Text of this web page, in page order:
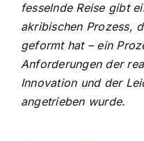
fesselnde Reise gibt
akribischen Prozess,
geformt hat – ein
Anforderungen der
Innovation und der
angetrieben wurde.